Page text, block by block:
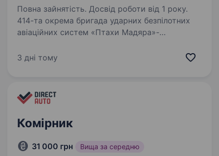
Повна зайнятість. Досвід роботи від 1 року.
414-та окрема бригада ударних безпілотних
авіаційних систем «Птахи Мадяра»-
Сухопутних військ, що спеціалізується
3 дні тому
Комірник
31 000 грн Вища за середню